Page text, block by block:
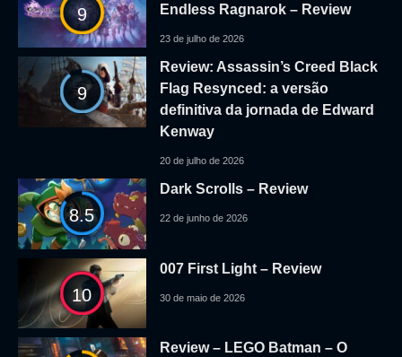
9
Endless Ragnarok – Review
23 de julho de 2026
9
Review: Assassin’s Creed Black
Flag Resynced: a versão
definitiva da jornada de Edward
Kenway
20 de julho de 2026
8.5
Dark Scrolls – Review
22 de junho de 2026
10
007 First Light – Review
30 de maio de 2026
Review – LEGO Batman – O